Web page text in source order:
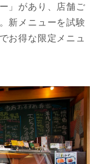
」があり、店舗ご
新メニューを試験
お得な限定メニュ